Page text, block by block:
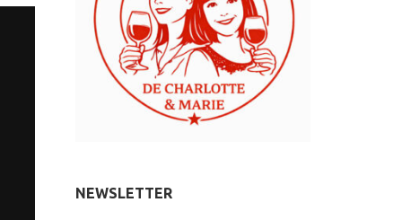
NEWSLETTER